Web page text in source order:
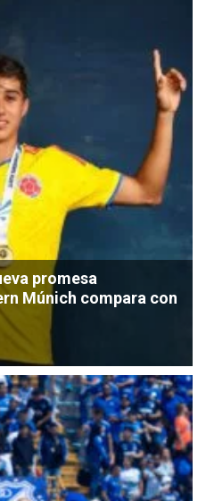
promesa
Múnich compara con